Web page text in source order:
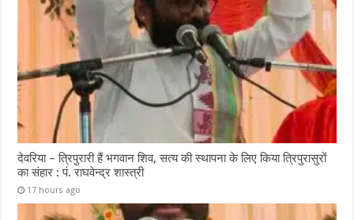
देवरिया – त्रिपुरारी हैं भगवान शिव, सत्य की स्थापना के लिए किया त्रिपुरासुरों
का संहार : पं. राघवेन्द्र शास्त्री
17 hours ago